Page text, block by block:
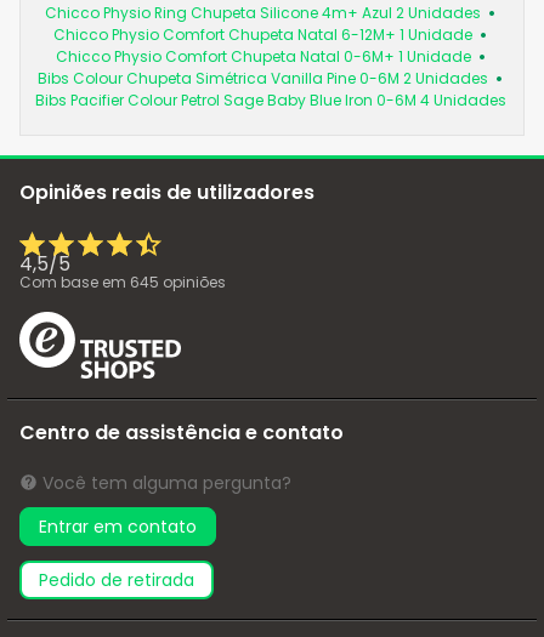
Chicco Physio Ring Chupeta Silicone 4m+ Azul 2 Unidades
Chicco Physio Comfort Chupeta Natal 6-12M+ 1 Unidade
Chicco Physio Comfort Chupeta Natal 0-6M+ 1 Unidade
Bibs Colour Chupeta Simétrica Vanilla Pine 0-6M 2 Unidades
Bibs Pacifier Colour Petrol Sage Baby Blue Iron 0-6M 4 Unidades
Opiniões reais de utilizadores
4,5/5
Com base em 645 opiniões
Centro de assistência e contato
Você tem alguma pergunta?
Entrar em contato
pedido de retirada